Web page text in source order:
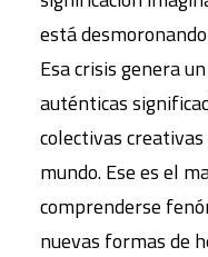
está
Esa crisis genera
auténticas
colectivas
mundo. Ese es el
comprenderse
nuevas formas de